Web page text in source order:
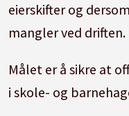
eierskifter og
mangler ved driften.
Målet er å sikre at
i skole- og